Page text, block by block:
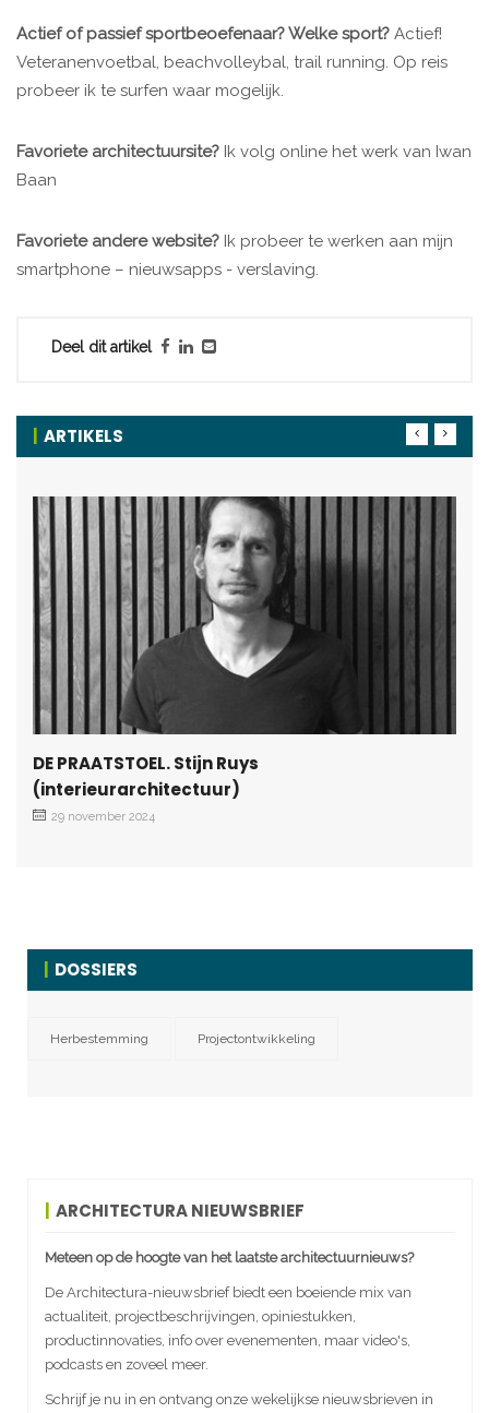
Actief of passief sportbeoefenaar? Welke sport? Actief!
Veteranenvoetbal, beachvolleybal, trail running. Op reis
probeer ik te surfen waar mogelijk.
Favoriete architectuursite? Ik volg online het werk van Iwan
Baan
Favoriete andere website? Ik probeer te werken aan mijn
smartphone – nieuwsapps - verslaving.
Deel dit artikel
ARTIKELS
DE PRAATSTOEL. Stijn Ruys
(interieurarchitectuur)
29 november 2024
DOSSIERS
Herbestemming Projectontwikkeling
ARCHITECTURA NIEUWSBRIEF
Meteen op de hoogte van het laatste architectuurnieuws?
De Architectura-nieuwsbrief biedt een boeiende mix van
actualiteit, projectbeschrijvingen, opiniestukken,
productinnovaties, info over evenementen, maar video's,
podcasts en zoveel meer.
Schrijf je nu in en ontvang onze wekelijkse nieuwsbrieven in